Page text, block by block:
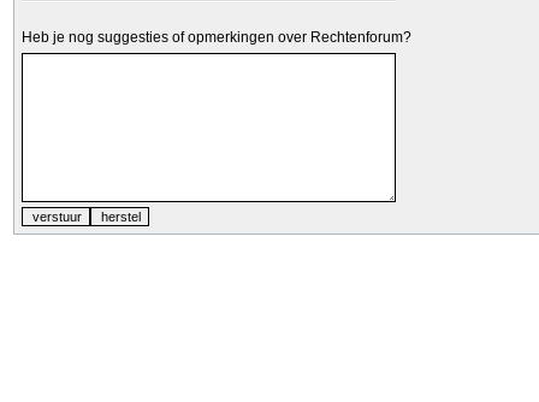
Heb je nog suggesties of opmerkingen over Rechtenforum?